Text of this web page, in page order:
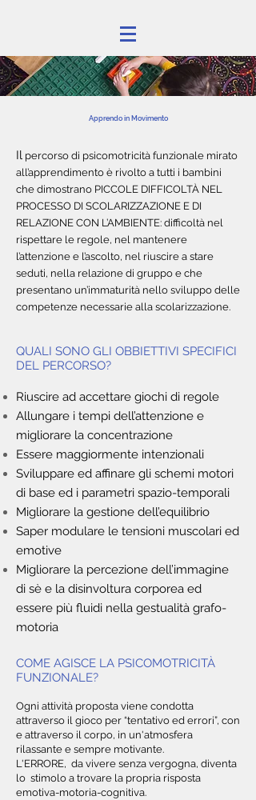
Apprendo in Movimento
Il percorso di psicomotricità funzionale mirato
all’apprendimento è rivolto a tutti i bambini
che dimostrano PICCOLE DIFFICOLTÀ NEL
PROCESSO DI SCOLARIZZAZIONE E DI
RELAZIONE CON L’AMBIENTE: difficoltà nel
rispettare le regole, nel mantenere
l’attenzione e l’ascolto, nel riuscire a stare
seduti, nella relazione di gruppo e che
presentano un’immaturità nello sviluppo delle
competenze necessarie alla scolarizzazione.
QUALI SONO GLI OBBIETTIVI SPECIFICI
DEL PERCORSO?
Riuscire ad accettare giochi di regole
Allungare i tempi dell’attenzione e
migliorare la concentrazione
Essere maggiormente intenzionali
Sviluppare ed affinare gli schemi motori
di base ed i parametri spazio-temporali
Migliorare la gestione dell’equilibrio
Saper modulare le tensioni muscolari ed
emotive
Migliorare la percezione dell’immagine
di sè e la disinvoltura corporea ed
essere più fluidi nella gestualità grafo-
motoria
COME AGISCE LA PSICOMOTRICITÀ
FUNZIONALE?
Ogni attività proposta viene condotta
attraverso il gioco per “tentativo ed errori”, con
e attraverso il corpo, in un'atmosfera
rilassante e sempre motivante.
L'ERRORE, da vivere senza vergogna, diventa
lo stimolo a trovare la propria risposta
emotiva-motoria-cognitiva.